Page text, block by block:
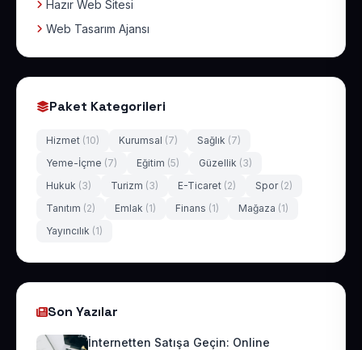
Hazır Web Sitesi
Web Tasarım Ajansı
Paket Kategorileri
Hizmet (10) Kurumsal (7) Sağlık (7)
Yeme-İçme (7) Eğitim (5) Güzellik (3)
Hukuk (3) Turizm (3) E-Ticaret (2) Spor (2)
Tanıtım (2) Emlak (1) Finans (1) Mağaza (1)
Yayıncılık (1)
Son Yazılar
İnternetten Satışa Geçin: Online